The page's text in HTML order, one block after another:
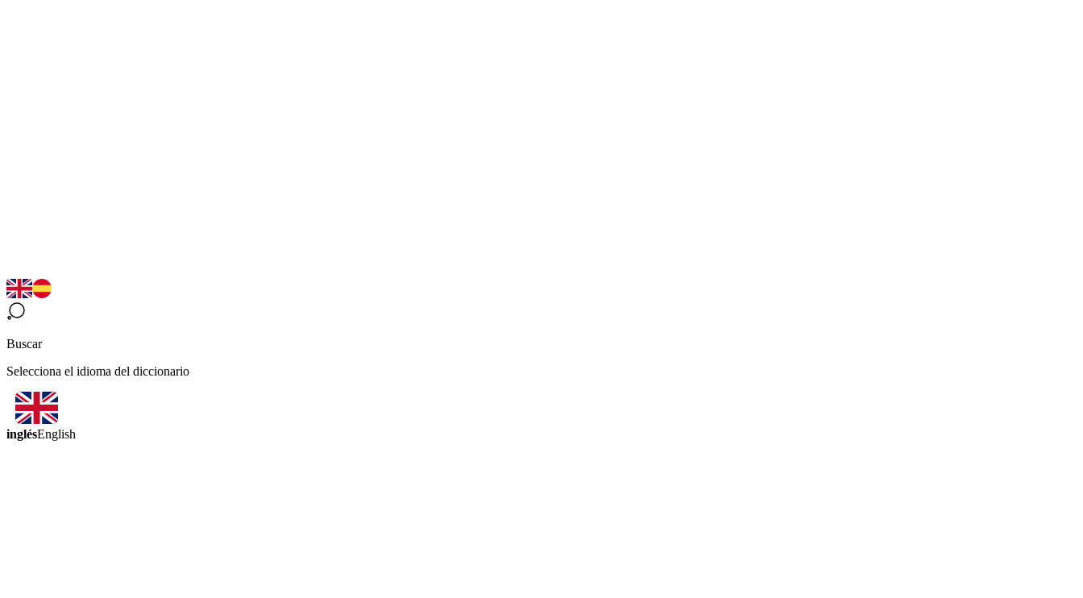
Buscar
Selecciona el idioma del diccionario
inglésEnglish